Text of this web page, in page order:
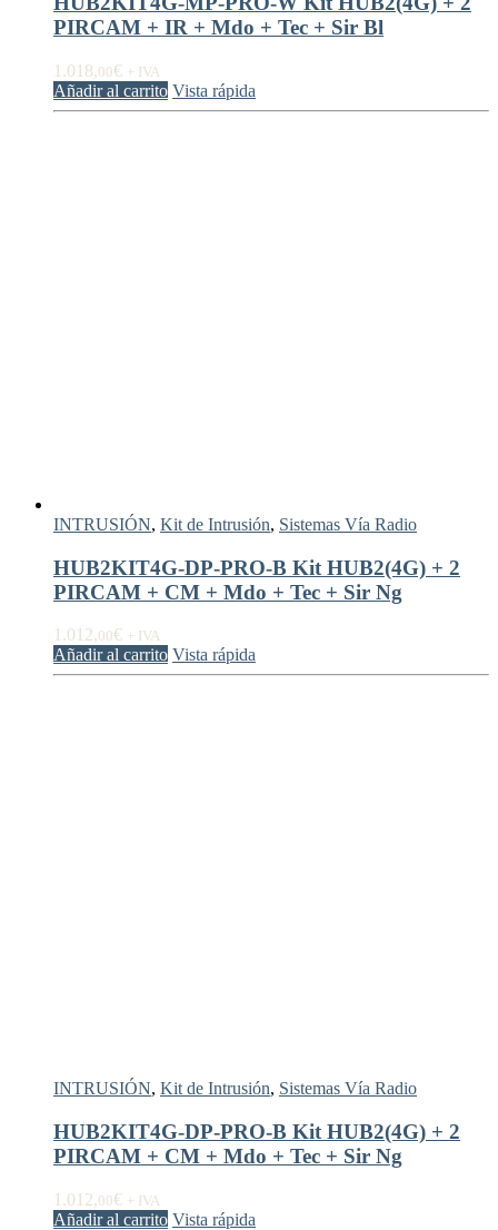
PIRCAM + IR + Mdo + Tec + Sir Bl
1.018,00€ + IVA
Añadir al carrito Vista rápida
INTRUSIÓN, Kit de Intrusión, Sistemas Vía Radio
HUB2KIT4G-DP-PRO-B Kit HUB2(4G) + 2
PIRCAM + CM + Mdo + Tec + Sir Ng
1.012,00€ + IVA
Añadir al carrito Vista rápida
INTRUSIÓN, Kit de Intrusión, Sistemas Vía Radio
HUB2KIT4G-DP-PRO-B Kit HUB2(4G) + 2
PIRCAM + CM + Mdo + Tec + Sir Ng
1.012,00€ + IVA
Añadir al carrito Vista rápida